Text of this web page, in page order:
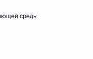
среды